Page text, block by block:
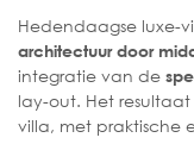
Hedendaagse luxe-
architectuur door
integratie van de
lay-out. Het
villa, met praktische